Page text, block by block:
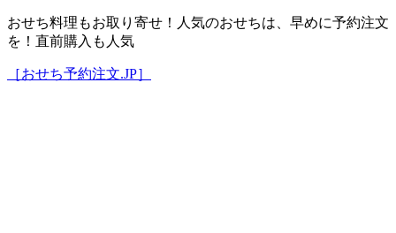
おせち料理もお取り寄せ！人気のおせちは、早めに予約注文
を！直前購入も人気
［おせち予約注文.JP］